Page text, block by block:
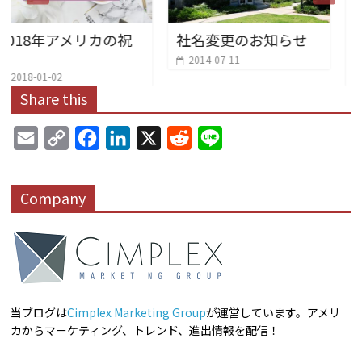
の祝 社名変更のお知らせ
2019年 アメリ
Share this
a
i
l
p
y
k
e
b
o
o
k
k
d
I
n
d
t
e
Company
当ブログはCimplex Marketing Groupが運営しています。アメリ
カからマーケティング、トレンド、進出情報を配信！